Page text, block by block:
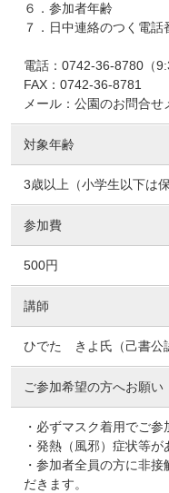
６．参加者年齢
７．日中連絡のつく電話
電話：0742-36-8780（
FAX：0742-36-8781
メール：公園のお問合せ
対象年齢
3歳以上（小学生以下は保
参加費
500円
講師
ひでた きよ氏（己書公
ご参加希望の方へお願い
・必ずマスク着用でご参
・発熱（風邪）症状等が
・参加者全員の方に非
だきます。